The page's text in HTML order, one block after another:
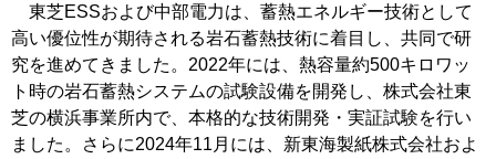
東芝ESSおよび中部電力は、蓄熱エネルギー技術として
高い優位性が期待される岩石蓄熱技術に着目し、共同で研
究を進めてきました。2022年には、熱容量約500キロワッ
ト時の岩石蓄熱システムの試験設備を開発し、株式会社東
芝の横浜事業所内で、本格的な技術開発・実証試験を行い
ました。さらに2024年11月には、新東海製紙株式会社およ